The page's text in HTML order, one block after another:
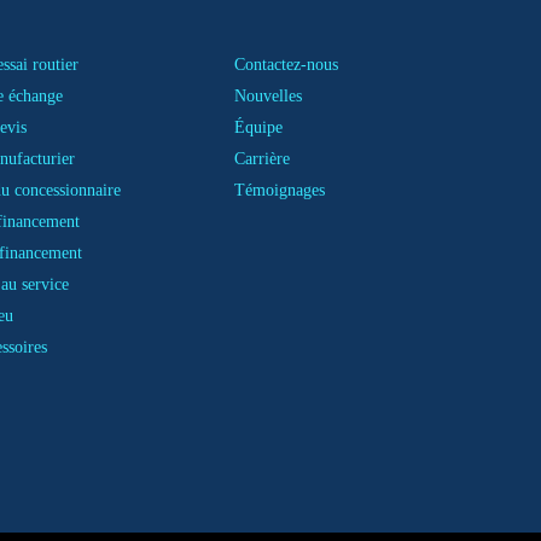
routier
échange
concessionnaire
service
Contactez-nous
Nouvelles
Équipe
Carrière
Témoignages